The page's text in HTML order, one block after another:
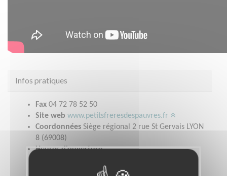
Infos pratiques
Fax 04 72 78 52 50
Site web www.petitsfreresdespauvres.fr
Coordonnées Siège régional 2 rue St Gervais LYON
8 (69008)
Heures d'ouverture